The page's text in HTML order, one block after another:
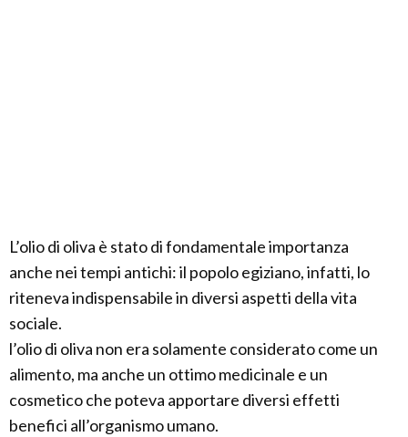
L’olio di oliva è stato di fondamentale importanza
anche nei tempi antichi: il popolo egiziano, infatti, lo
riteneva indispensabile in diversi aspetti della vita
sociale.
l’olio di oliva non era solamente considerato come un
alimento, ma anche un ottimo medicinale e un
cosmetico che poteva apportare diversi effetti
benefici all’organismo umano.